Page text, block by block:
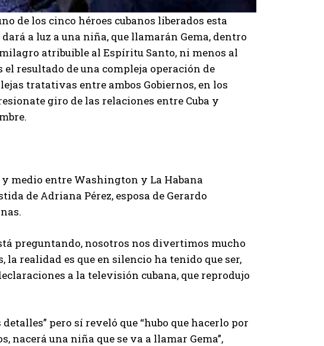
de los cinco héroes cubanos liberados esta
a luz a una niña, que llamarán Gema, dentro
atribuible al Espíritu Santo, ni menos al
resultado de una compleja operación de
tratativas entre ambos Gobiernos, en los
giro de las relaciones entre Cuba y
medio entre Washington y La Habana
de Adriana Pérez, esposa de Gerardo
preguntando, nosotros nos divertimos mucho
realidad es que en silencio ha tenido que ser,
a la televisión cubana, que reprodujo
pero sí reveló que “hubo que hacerlo por
nacerá una niña que se va a llamar Gema”,